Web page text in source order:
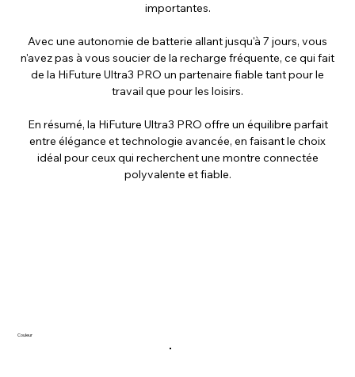
importantes.
Avec une autonomie de batterie allant jusqu'à 7 jours, vous
n'avez pas à vous soucier de la recharge fréquente, ce qui fait
de la HiFuture Ultra3 PRO un partenaire fiable tant pour le
travail que pour les loisirs.
En résumé, la HiFuture Ultra3 PRO offre un équilibre parfait
entre élégance et technologie avancée, en faisant le choix
idéal pour ceux qui recherchent une montre connectée
polyvalente et fiable.
Couleur